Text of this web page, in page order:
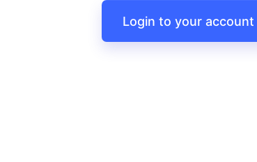
Login to your account